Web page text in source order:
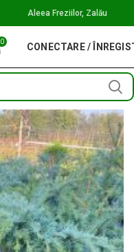
Aleea Freziilor, Zalău
0 CONECTARE /